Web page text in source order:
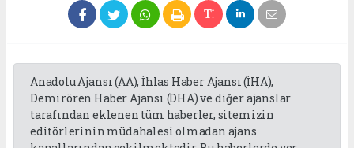
Anadolu Ajansı (AA), İhlas Haber Ajansı (İHA),
Demirören Haber Ajansı (DHA) ve diğer ajanslar
tarafından eklenen tüm haberler, sitemizin
editörlerinin müdahalesi olmadan ajans